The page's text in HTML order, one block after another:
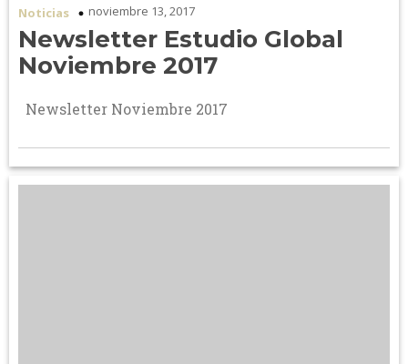
Noticias noviembre 13, 2017
Newsletter Estudio Global
Noviembre 2017
Newsletter Noviembre 2017